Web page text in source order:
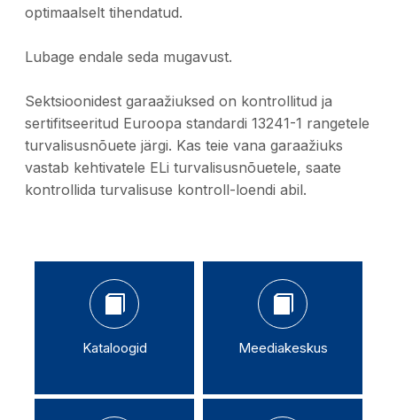
optimaalselt tihendatud.
Lubage endale seda mugavust.
Sektsioonidest garaažiuksed on kontrollitud ja
sertifitseeritud Euroopa standardi 13241-1 rangetele
turvalisusnõuete järgi. Kas teie vana garaažiuks
vastab kehtivatele ELi turvalisusnõuetele, saate
kontrollida turvalisuse kontroll-loendi abil.
Kataloogid Meediakeskus